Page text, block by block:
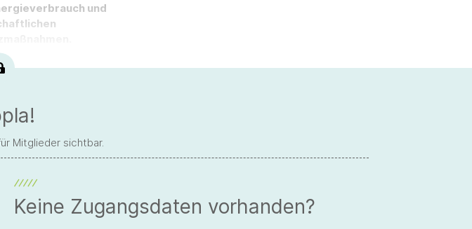
und
Mitglieder sichtbar.
Keine Zugangsdaten vorhanden?